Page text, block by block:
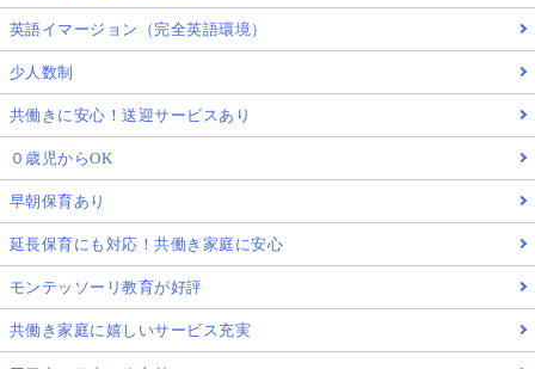
英語イマージョン（完全英語環境）
少人数制
共働きに安心！送迎サービスあり
０歳児からOK
早朝保育あり
延長保育にも対応！共働き家庭に安心
モンテッソーリ教育が好評
共働き家庭に嬉しいサービス充実